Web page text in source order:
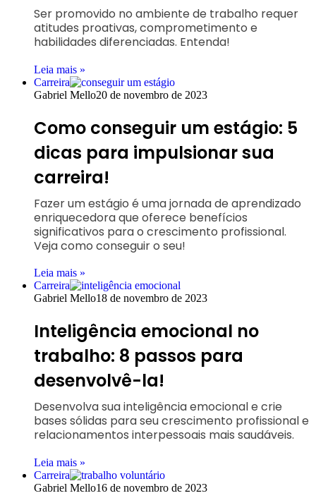
Ser promovido no ambiente de trabalho requer
atitudes proativas, comprometimento e
habilidades diferenciadas. Entenda!
Leia mais »
Carreira
Gabriel Mello20 de novembro de 2023
Como conseguir um estágio: 5
dicas para impulsionar sua
carreira!
Fazer um estágio é uma jornada de aprendizado
enriquecedora que oferece benefícios
significativos para o crescimento profissional.
Veja como conseguir o seu!
Leia mais »
Carreira
Gabriel Mello18 de novembro de 2023
Inteligência emocional no
trabalho: 8 passos para
desenvolvê-la!
Desenvolva sua inteligência emocional e crie
bases sólidas para seu crescimento profissional e
relacionamentos interpessoais mais saudáveis.
Leia mais »
Carreira
Gabriel Mello16 de novembro de 2023